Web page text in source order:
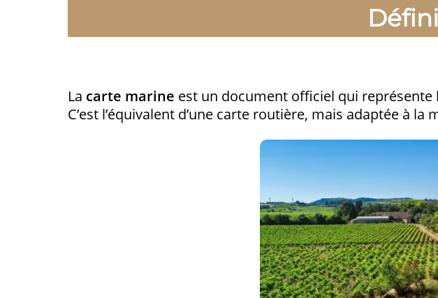
La carte marine est un document officiel qui représente
C’est l’équivalent d’une carte routière, mais adaptée à la